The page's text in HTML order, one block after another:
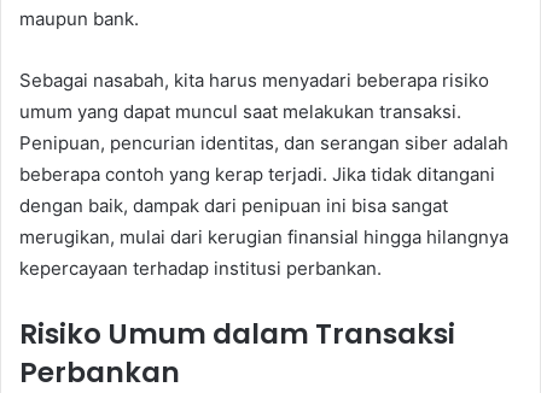
maupun bank.
Sebagai nasabah, kita harus menyadari beberapa risiko
umum yang dapat muncul saat melakukan transaksi.
Penipuan, pencurian identitas, dan serangan siber adalah
beberapa contoh yang kerap terjadi. Jika tidak ditangani
dengan baik, dampak dari penipuan ini bisa sangat
merugikan, mulai dari kerugian finansial hingga hilangnya
kepercayaan terhadap institusi perbankan.
Risiko Umum dalam Transaksi
Perbankan